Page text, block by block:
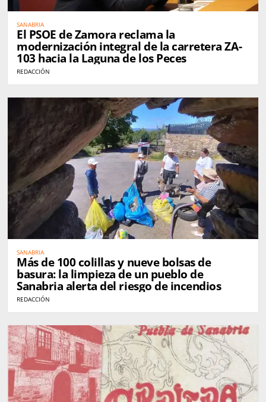
SANABRIA
El PSOE de Zamora reclama la
modernización integral de la carretera ZA-
103 hacia la Laguna de los Peces
REDACCIÓN
SANABRIA
Más de 100 colillas y nueve bolsas de
basura: la limpieza de un pueblo de
Sanabria alerta del riesgo de incendios
REDACCIÓN